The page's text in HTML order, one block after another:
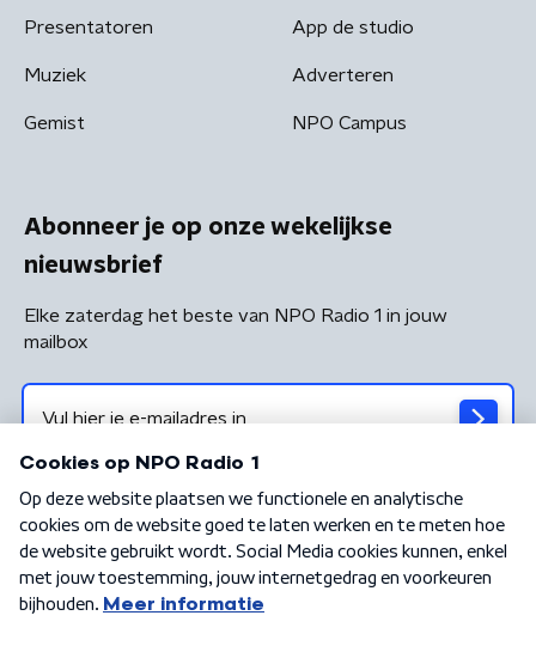
Presentatoren
Muziek
Gemist
App de studio
Adverteren
NPO Campus
Abonneer je op onze wekelijkse
nieuwsbrief
Elke zaterdag het beste van NPO Radio 1 in jouw
mailbox
Algemene voorwaarden